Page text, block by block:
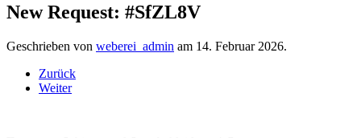
New Request: #SfZL8V
Geschrieben von weberei_admin am 14. Februar 2026.
Zurück
Weiter